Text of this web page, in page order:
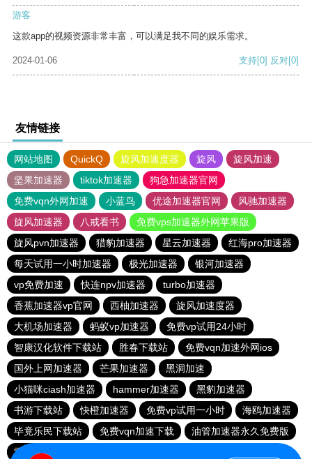
游客
这款app的视频资源非常丰富，可以满足我不同的娱乐需求。
2024-01-06 支持[0] 反对[0]
友情链接
网站地图 QuickQ 旋风加速度器 旋风
旋风加速
坚果加速器
tiktok加速器
狗急加速器官网
免费vqn外网加速
小蓝鸟 优途加速器官网
风驰加速器
旋风加速器
八戒看书
免费vps加速器外网苹果版
旋风pvn加速器
猎豹加速器 星云加速器
红海pro加速器
每天试用一小时加速器
极光加速器
银河加速器
vp免费加速
快连npv加速器
turbo加速器
香蕉加速器vp官网
西柚加速器
旋风加速度器
大机场加速器
蚂蚁vp加速器
免费vp试用24小时
智康汉化软件下载站
胜春下载站
免费vqn加速外网ios
国外上网加速器
芒果加速器
黑洞加速
小猫咪ciash加速器
hammer加速器
黑豹加速器
书游下载站
快橙加速器 免费vp试用一小时
海鸥加速器
毕竟乐民下载站
免费vqn加速下载
油管加速器永久免费版
雷霆加速免费永久